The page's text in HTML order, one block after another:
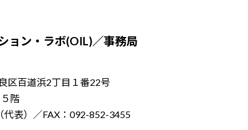
ョン・ラボ(OIL)／事務局
区百道浜2丁目１番22号
階
代表）／FAX：092-852-3455